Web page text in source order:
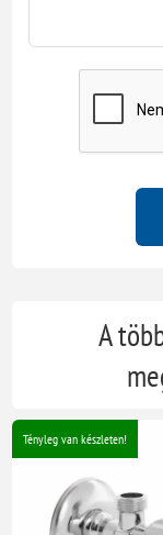
A
Tényleg van készleten!